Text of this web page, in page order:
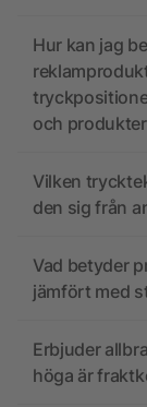
Hur kan jag
och
Vilken
den sig från
Vad betyder
jämfört med
Erbjuder
höga är